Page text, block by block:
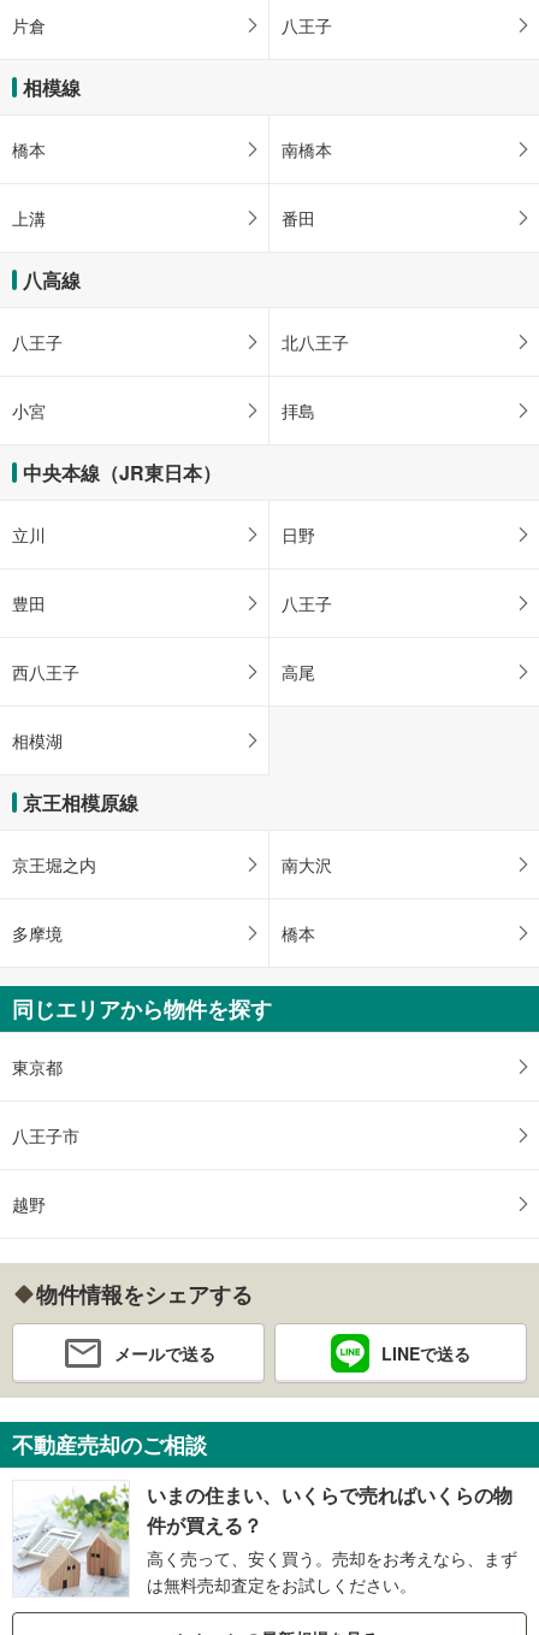
片倉 八王子
相模線
橋本 南橋本
上溝 番田
八高線
八王子 北八王子
小宮 拝島
中央本線（JR東日本）
立川 日野
豊田 八王子
西八王子 高尾
相模湖
京王相模原線
京王堀之内 南大沢
多摩境 橋本
同じエリアから物件を探す
東京都
八王子市
越野
物件情報をシェアする
メールで送る LINEで送る
不動産売却のご相談
いまの住まい、いくらで売ればいくらの物
件が買える？
高く売って、安く買う。売却をお考えなら、まず
は無料売却査定をお試しください。